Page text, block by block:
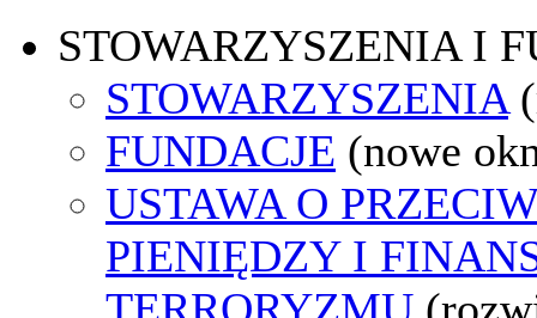
STOWARZYSZENIA I
STOWARZYSZENIA
FUNDACJE (nowe
USTAWA O
PIENIĘDZY I